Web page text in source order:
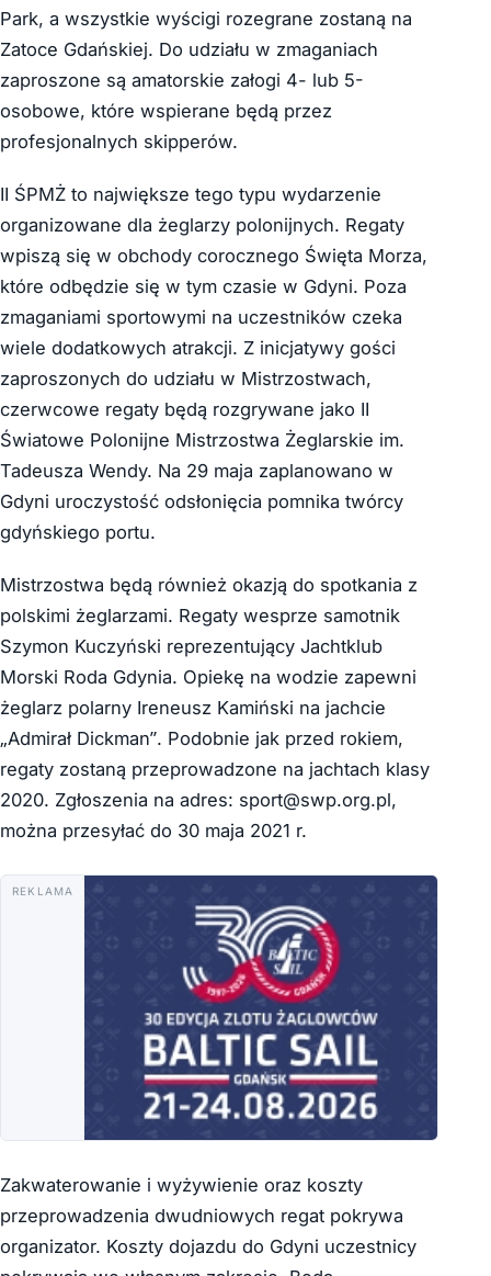
Park, a wszystkie wyścigi rozegrane zostaną na
Zatoce Gdańskiej. Do udziału w zmaganiach
zaproszone są amatorskie załogi 4- lub 5-
osobowe, które wspierane będą przez
profesjonalnych skipperów.
II ŚPMŻ to największe tego typu wydarzenie
organizowane dla żeglarzy polonijnych. Regaty
wpiszą się w obchody corocznego Święta Morza,
które odbędzie się w tym czasie w Gdyni. Poza
zmaganiami sportowymi na uczestników czeka
wiele dodatkowych atrakcji. Z inicjatywy gości
zaproszonych do udziału w Mistrzostwach,
czerwcowe regaty będą rozgrywane jako II
Światowe Polonijne Mistrzostwa Żeglarskie im.
Tadeusza Wendy. Na 29 maja zaplanowano w
Gdyni uroczystość odsłonięcia pomnika twórcy
gdyńskiego portu.
Mistrzostwa będą również okazją do spotkania z
polskimi żeglarzami. Regaty wesprze samotnik
Szymon Kuczyński reprezentujący Jachtklub
Morski Roda Gdynia. Opiekę na wodzie zapewni
żeglarz polarny Ireneusz Kamiński na jachcie
„Admirał Dickman”. Podobnie jak przed rokiem,
regaty zostaną przeprowadzone na jachtach klasy
2020. Zgłoszenia na adres: sport@swp.org.pl,
można przesyłać do 30 maja 2021 r.
REKLAMA
Zakwaterowanie i wyżywienie oraz koszty
przeprowadzenia dwudniowych regat pokrywa
organizator. Koszty dojazdu do Gdyni uczestnicy